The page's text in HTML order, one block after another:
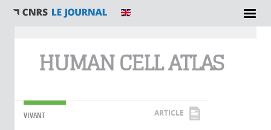
HUMAN CELL ATLAS
VIVANT ARTICLE